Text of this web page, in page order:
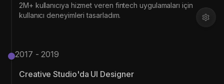
2M+ kullanıcıya hizmet veren fintech uygulamaları için
kullanıcı deneyimleri tasarladım.
2017 - 2019
Creative Studio'da UI Designer